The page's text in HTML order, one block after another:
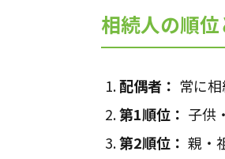
相続人の順
配偶者： 常に相
第1順位： 子供
第2順位： 親・